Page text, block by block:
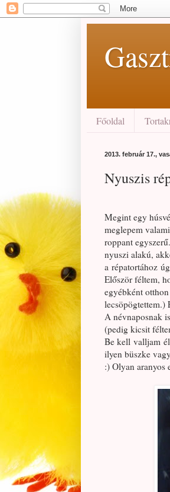
Főoldal
2013. február 17.,
Nyuszis
Megint egy
meglepem
roppant
nyuszi alakú,
a répatortához
Először féltem,
egyébként
lecsöpögtettem.)
A névnaposnak
(pedig kicsit
Be kell valljam
ilyen büszke
:) Olyan aranyos